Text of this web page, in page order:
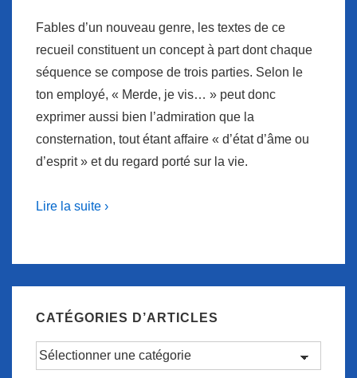
Fables d’un nouveau genre, les textes de ce
recueil constituent un concept à part dont chaque
séquence se compose de trois parties. Selon le
ton employé, « Merde, je vis… » peut donc
exprimer aussi bien l’admiration que la
consternation, tout étant affaire « d’état d’âme ou
d’esprit » et du regard porté sur la vie.
Lire la suite ›
CATÉGORIES D’ARTICLES
Catégories